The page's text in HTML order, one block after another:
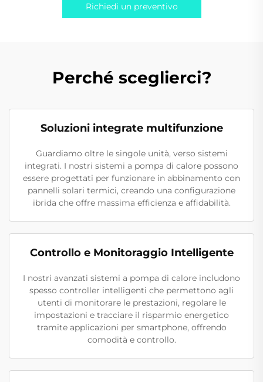
Richiedi un preventivo
Perché sceglierci?
Soluzioni integrate multifunzione
Guardiamo oltre le singole unità, verso sistemi
integrati. I nostri sistemi a pompa di calore possono
essere progettati per funzionare in abbinamento con
pannelli solari termici, creando una configurazione
ibrida che offre massima efficienza e affidabilità.
Controllo e Monitoraggio Intelligente
I nostri avanzati sistemi a pompa di calore includono
spesso controller intelligenti che permettono agli
utenti di monitorare le prestazioni, regolare le
impostazioni e tracciare il risparmio energetico
tramite applicazioni per smartphone, offrendo
comodità e controllo.